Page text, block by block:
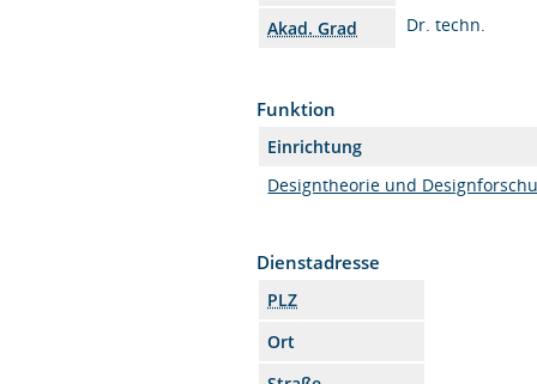
Akad. Grad
Dr. techn.
Funktion
Einrichtung
Designtheorie und
Dienstadresse
PLZ
Ort